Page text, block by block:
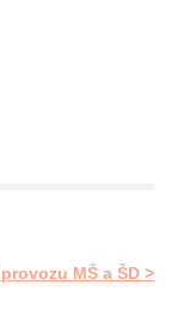
MŠ a ŠD >